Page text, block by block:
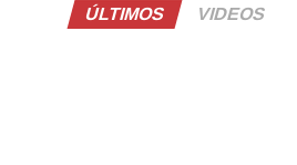
ÚLTIMOS VIDEOS